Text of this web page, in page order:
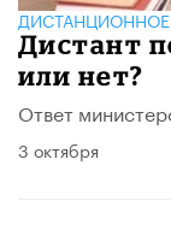
Дистант
или нет?
Ответ
3 октября